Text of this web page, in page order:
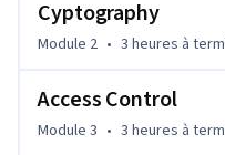
Cyptography
Module 2 • 3 heures à
Access Control
Module 3 • 3 heures à